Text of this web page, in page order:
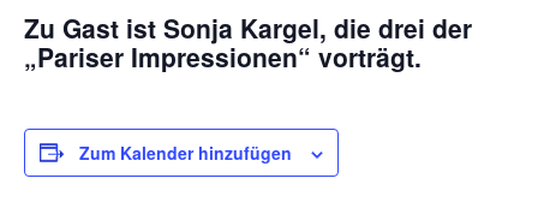
Zu Gast ist Sonja Kargel, die drei der
„Pariser Impressionen“ vorträgt.
Zum Kalender hinzufügen